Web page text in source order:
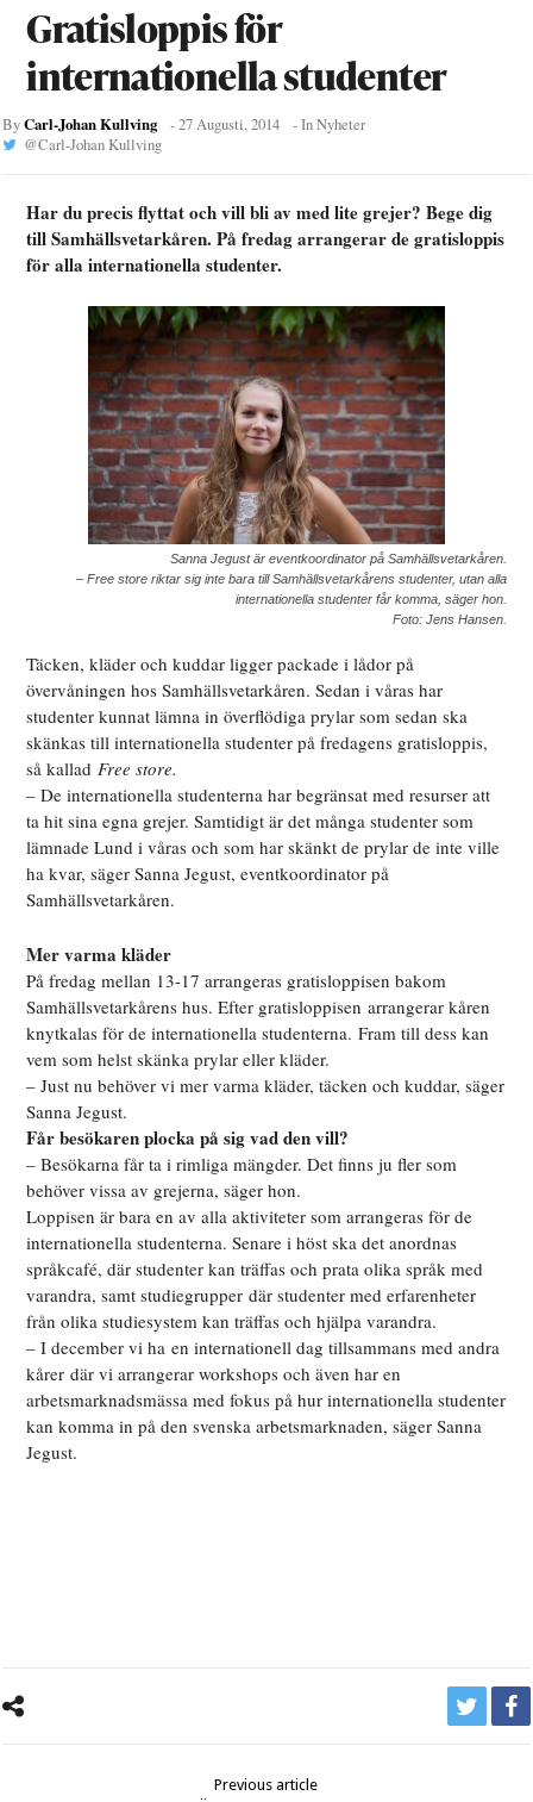
Gratisloppis för
internationella studenter
ByCarl-Johan Kullving -27 Augusti, 2014 - InNyheter
@Carl-Johan Kullving
Har du precis flyttat och vill bli av med lite grejer? Bege dig
till Samhällsvetarkåren. På fredag arrangerar de gratisloppis
för alla internationella studenter.
Sanna Jegust är eventkoordinator på Samhällsvetarkåren.
– Free store riktar sig inte bara till Samhällsvetarkårens studenter, utan alla
internationella studenter får komma, säger hon.
Foto: Jens Hansen.
Täcken, kläder och kuddar ligger packade i lådor på
övervåningen hos Samhällsvetarkåren. Sedan i våras har
studenter kunnat lämna in överflödiga prylar som sedan ska
skänkas till internationella studenter på fredagens gratisloppis,
så kalladFree store.
– De internationella studenterna har begränsat med resurser att
ta hit sina egna grejer. Samtidigt är det många studenter som
lämnade Lund i våras och som har skänkt de prylar de inte ville
ha kvar, säger Sanna Jegust, eventkoordinator på
Samhällsvetarkåren.
Mer varma kläder
På fredag mellan 13-17 arrangeras gratisloppisen bakom
Samhällsvetarkårens hus. Efter gratisloppisen arrangerar kåren
knytkalas för de internationella studenterna. Fram till dess kan
vem som helst skänka prylar eller kläder.
– Just nu behöver vi mer varma kläder, täcken och kuddar, säger
Sanna Jegust.
Får besökaren plocka på sig vad den vill?
– Besökarna får ta i rimliga mängder. Det finns ju fler som
behöver vissa av grejerna, säger hon.
Loppisen är bara en av alla aktiviteter som arrangeras för de
internationella studenterna. Senare i höst ska det anordnas
språkcafé, där studenter kan träffas och prata olika språk med
varandra, samt studiegrupper där studenter med erfarenheter
från olika studiesystem kan träffas och hjälpa varandra.
– I december vi ha en internationell dag tillsammans med andra
kårer där vi arrangerar workshops och även har en
arbetsmarknadsmässa med fokus på hur internationella studenter
kan komma in på den svenska arbetsmarknaden, säger Sanna
Jegust.
Previous article